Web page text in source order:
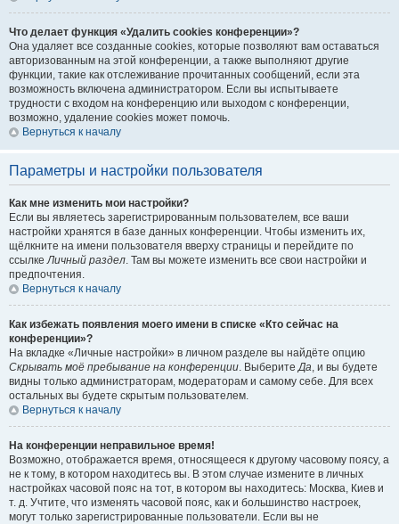
Что делает функция «Удалить cookies конференции»?
Она удаляет все созданные cookies, которые позволяют вам оставаться
авторизованным на этой конференции, а также выполняют другие
функции, такие как отслеживание прочитанных сообщений, если эта
возможность включена администратором. Если вы испытываете
трудности с входом на конференцию или выходом с конференции,
возможно, удаление cookies может помочь.
Вернуться к началу
Параметры и настройки пользователя
Как мне изменить мои настройки?
Если вы являетесь зарегистрированным пользователем, все ваши
настройки хранятся в базе данных конференции. Чтобы изменить их,
щёлкните на имени пользователя вверху страницы и перейдите по
ссылкеЛичный раздел. Там вы можете изменить все свои настройки и
предпочтения.
Вернуться к началу
Как избежать появления моего имени в списке «Кто сейчас на
конференции»?
На вкладке «Личные настройки» в личном разделе вы найдёте опцию
Скрывать моё пребывание на конференции. ВыберитеДа, и вы будете
видны только администраторам, модераторам и самому себе. Для всех
остальных вы будете скрытым пользователем.
Вернуться к началу
На конференции неправильное время!
Возможно, отображается время, относящееся к другому часовому поясу, а
не к тому, в котором находитесь вы. В этом случае измените в личных
настройках часовой пояс на тот, в котором вы находитесь: Москва, Киев и
т. д. Учтите, что изменять часовой пояс, как и большинство настроек,
могут только зарегистрированные пользователи. Если вы не